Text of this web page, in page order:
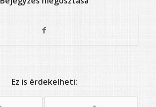
Ez is érdekelheti: